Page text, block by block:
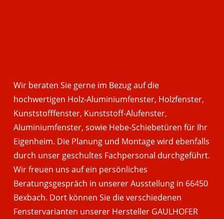
Wir beraten Sie gerne im Bezug auf die
hochwertigen Holz-Aluminiumfenster, Holzfenster,
Kunststofffenster, Kunststoff-Alufenster,
Aluminiumfenster, sowie Hebe-Schiebetüren für Ihr
Eigenheim. Die Planung und Montage wird ebenfalls
durch unser geschultes Fachpersonal durchgeführt.
Wir freuen uns auf ein persönliches
Beratungsgespräch in unserer Ausstellung in 66450
Bexbach. Dort können Sie die verschiedenen
Fenstervarianten unserer Hersteller GAULHOFER